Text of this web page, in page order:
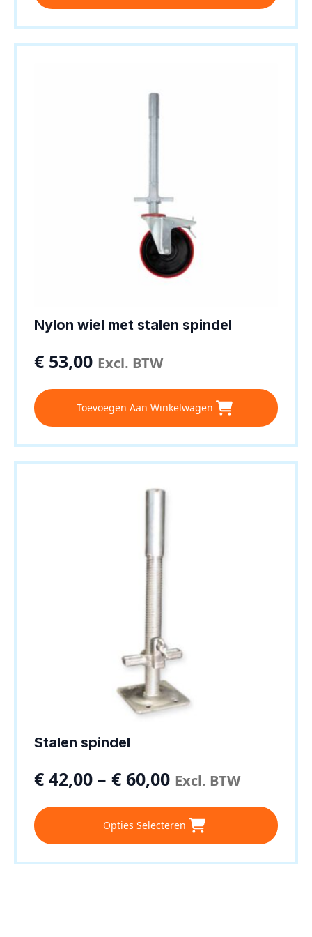
Nylon wiel met stalen spindel
€ 53,00 Excl. BTW
Toevoegen Aan Winkelwagen
Stalen spindel
€ 42,00 – € 60,00 Excl. BTW
Opties Selecteren
Dit
product
heeft
meerdere